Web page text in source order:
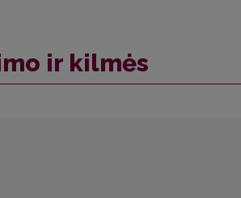
ir kilmės